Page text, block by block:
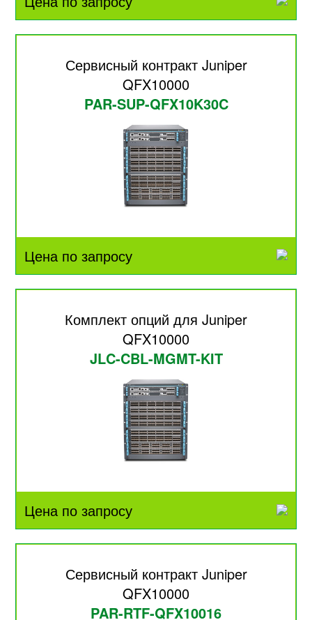
Сервисный контракт Juniper
QFX10000
PAR-SUP-QFX10K30C
Цена по запросу
Комплект опций для Juniper
QFX10000
JLC-CBL-MGMT-KIT
Цена по запросу
Сервисный контракт Juniper
QFX10000
PAR-RTF-QFX10016